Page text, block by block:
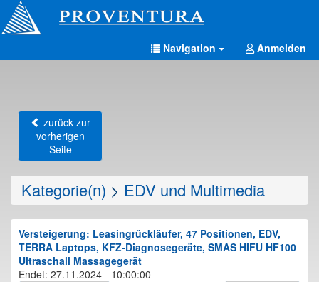
Navigation Anmelden
zurück zur
vorherigen
Seite
Kategorie(n) > EDV und Multimedia
Versteigerung: Leasingrückläufer, 47 Positionen, EDV,
TERRA Laptops, KFZ-Diagnosegeräte, SMAS HIFU HF100
Ultraschall Massagegerät
Endet: 27.11.2024 - 10:00:00